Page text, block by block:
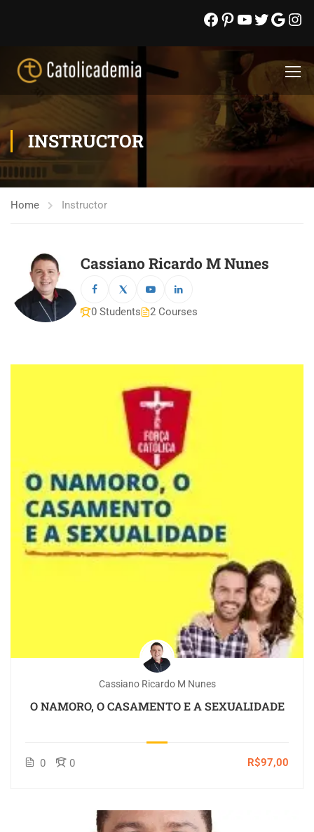
INSTRUCTOR
Home Instructor
Cassiano Ricardo M Nunes
0 Students 2 Courses
Cassiano Ricardo M Nunes
O NAMORO, O CASAMENTO E A SEXUALIDADE
0 0 R$97,00